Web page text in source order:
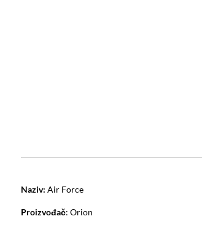
Naziv: Air Force
Proizvođač: Orion